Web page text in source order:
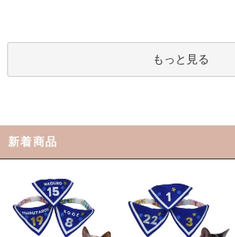
もっと見る
新着商品